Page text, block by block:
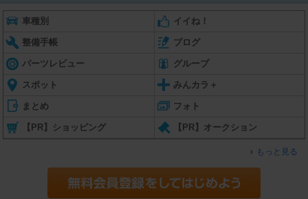
車種別 イイね！
整備手帳 ブログ
パーツレビュー グループ
スポット みんカラ＋
まとめ フォト
【PR】ショッピング 【PR】オークション
もっと見る